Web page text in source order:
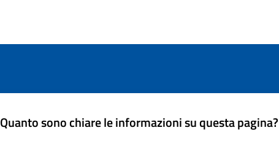
Quanto sono chiare le informazioni su questa pagina?